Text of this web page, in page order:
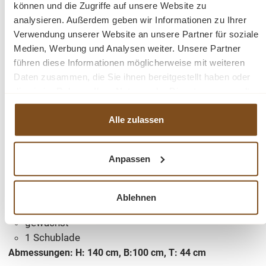
können und die Zugriffe auf unsere Website zu
analysieren. Außerdem geben wir Informationen zu Ihrer
Verwendung unserer Website an unsere Partner für soziale
Medien, Werbung und Analysen weiter. Unsere Partner
führen diese Informationen möglicherweise mit weiteren
Daten zusammen, die Sie ihnen bereitgestellt haben oder
haben.
Alle zulassen
Anpassen
Ablehnen
Flur, es wird sicherlich zum Blickfang und zum
Gesprächsthema für Ihre Gäste.
DasWeichholz Vertiko im antiken Landhaus-Jugendstil
ist nicht nur ein ästhetisches Highlight, sondern auch ein
praktisches Möbelstück, das Ihnen dabei hilft, Ordnung
und holen Sie sich ein Stück Nostalgie in Ihr Zuhause.
gewachst
1 Schublade
Abmessungen: H: 140 cm, B:100 cm, T: 44 cm